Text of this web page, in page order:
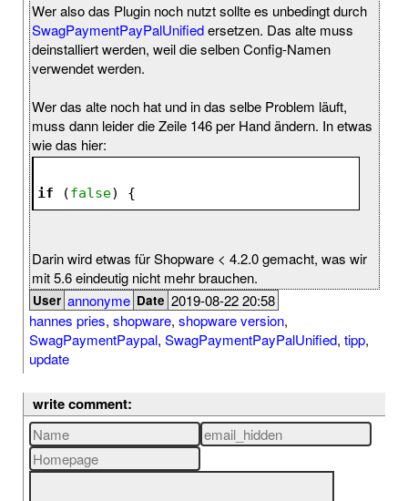
Wer also das Plugin noch nutzt sollte es unbedingt durch
SwagPaymentPayPalUnifiedersetzen. Das alte muss
deinstalliert werden, weil die selben Config-Namen
verwendet werden.
Wer das alte noch hat und in das selbe Problem läuft,
muss dann leider die Zeile 146 per Hand ändern. In etwas
wie das hier:
if (false) {
Darin wird etwas für Shopware < 4.2.0 gemacht, was wir
mit 5.6 eindeutig nicht mehr brauchen.
User annonyme Date 2019-08-22 20:58
hannes pries, shopware, shopware version,
SwagPaymentPaypal, SwagPaymentPayPalUnified, tipp,
update
write comment: